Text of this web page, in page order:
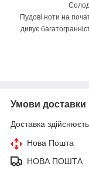
Пудові ноти на
дивує
Умови доставки
Доставка
Нова Пошта
НОВА ПОШТА